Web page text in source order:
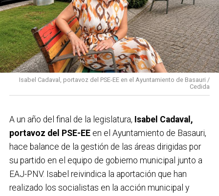
Isabel Cadaval, portavoz del PSE-EE en el Ayuntamiento de Basauri /
Cedida
A un año del final de la legislatura, Isabel Cadaval,
portavoz del PSE-EEen el Ayuntamiento de Basauri,
hace balance de la gestión de las áreas dirigidas por
su partido en el equipo de gobierno municipal junto a
EAJ-PNV. Isabel reivindica la aportación que han
realizado los socialistas en la acción municipal y